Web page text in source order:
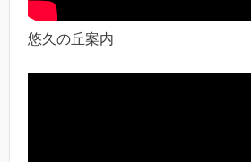
悠久の丘案内